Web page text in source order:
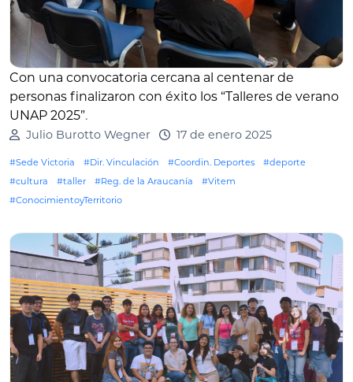
Con una convocatoria cercana al centenar de
personas finalizaron con éxito los “Talleres de verano
UNAP 2025”.
Julio Burotto Wegner 17 de enero 2025
#Sede Victoria #Dir. Vinculación #Coordin. Deportes
#deporte
#cultura
#taller #Reg. de la Araucanía
#Vitem
#ConocimientoyTerritorio